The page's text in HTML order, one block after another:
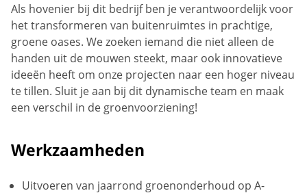
Als hovenier bij dit bedrijf ben je verantwoordelijk voor
het transformeren van buitenruimtes in prachtige,
groene oases. We zoeken iemand die niet alleen de
handen uit de mouwen steekt, maar ook innovatieve
ideeën heeft om onze projecten naar een hoger niveau
te tillen. Sluit je aan bij dit dynamische team en maak
een verschil in de groenvoorziening!
Werkzaamheden
Uitvoeren van jaarrond groenonderhoud op A-